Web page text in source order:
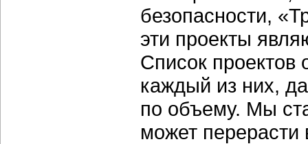
безопасности,
эти проекты
Список
каждый из них,
по объему. Мы
может перерасти